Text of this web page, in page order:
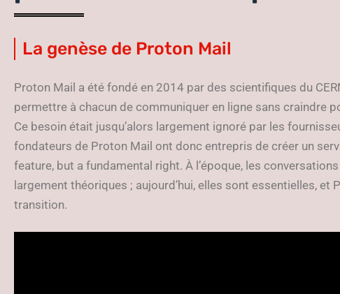
La genèse de Proton Mail
Proton Mail a été fondé en 2014 par des scientifiques du
permettre à chacun de communiquer en ligne sans craindre
Ce besoin était jusqu’alors largement ignoré par les
fondateurs de Proton Mail ont donc entrepris de créer un
feature, but a fundamental right. À l’époque, les
largement théoriques ; aujourd’hui, elles sont essentielles, et
transition.